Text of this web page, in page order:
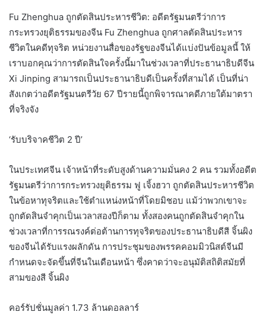
Fu Zhenghua ถูกตัดสินประหารชีวิต: อดีตรัฐมนตรีว่าการ
กระทรวงยุติธรรมของจีน Fu Zhenghua ถูกศาลตัดสินประหาร
ชีวิตในคดีทุจริต หน่วยงานสื่อของรัฐของจีนได้แบ่งปันข้อมูลนี้ ให้
เราบอกคุณว่าการตัดสินใจครั้งนี้มาในช่วงเวลาที่ประธานาธิบดีจีน
Xi Jinping สามารถเป็นประธานาธิบดีเป็นครั้งที่สามได้ เป็นที่น่า
สังเกตว่าอดีตรัฐมนตรีวัย 67 ปีรายนี้ถูกพิจารณาคดีภายใต้มาตรา
ที่จริงจัง
‘รับบริจาคชีวิต 2 ปี’
ในประเทศจีน เจ้าหน้าที่ระดับสูงด้านความมั่นคง 2 คน รวมทั้งอดีต
รัฐมนตรีว่าการกระทรวงยุติธรรม ฟู เจิ้งฮวา ถูกตัดสินประหารชีวิต
ในข้อหาทุจริตและใช้ตำแหน่งหน้าที่โดยมิชอบ แม้ว่าพวกเขาจะ
ถูกตัดสินจำคุกเป็นเวลาสองปีก็ตาม ทั้งสองคนถูกตัดสินจำคุกใน
ช่วงเวลาที่การรณรงค์ต่อต้านการทุจริตของประธานาธิบดีสี จิ้นผิง
ของจีนได้รับแรงผลักดัน การประชุมของพรรคคอมมิวนิสต์จีนมี
กำหนดจะจัดขึ้นที่จีนในเดือนหน้า ซึ่งคาดว่าจะอนุมัติสถิติสมัยที่
สามของสี จิ้นผิง
คอร์รัปชั่นมูลค่า 1.73 ล้านดอลลาร์